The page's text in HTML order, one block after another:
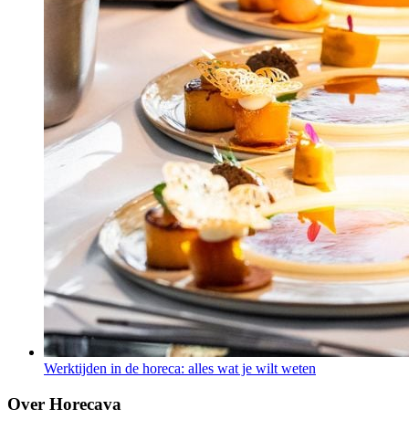
Werktijden in de horeca: alles wat je wilt weten
Over Horecava